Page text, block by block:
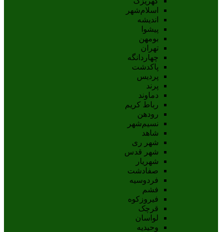
اسلام‌شهر
اندیشه
پيشوا
بومهن
تهران
چهاردانگه
پاکدشت
پردیس
پرند
دماوند
رباط کریم
رودهن
نسيم‌شهر
شاهد
شهر ری
شهر قدس
شهریار
صفادشت
فردوسیه
فشم
فیروزکوه
قرچک
لواسان
وحیدیه